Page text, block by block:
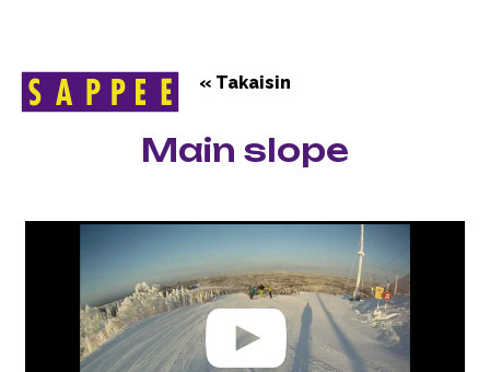
Päävalikko
« Takaisin
Main slope